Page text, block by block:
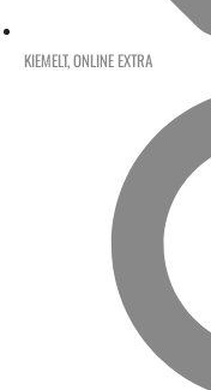
KIEMELT,ONLINE EXTRA